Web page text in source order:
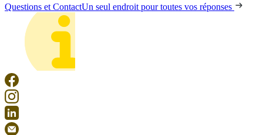
Questions et ContactUn seul endroit pour toutes vos réponses